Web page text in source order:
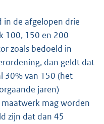
in de afgelopen drie
100, 150 en 200
zoals bedoeld in
dan geldt dat
30% van 150 (het
jaren)
mag worden
zijn dat dan 45